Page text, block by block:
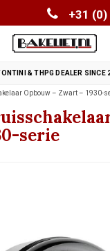
+31
& THPG DEALER SINCE
Opbouw – Zwart – 1930-
serie